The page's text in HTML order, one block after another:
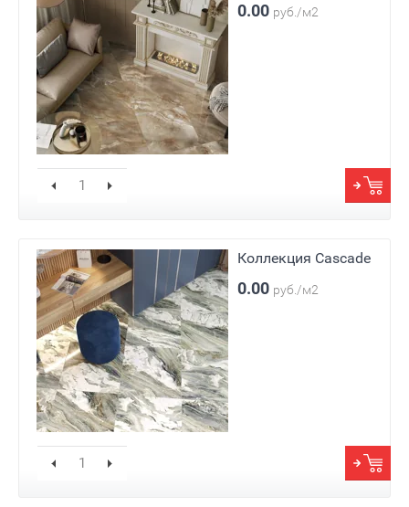
0.00 руб./м2
Коллекция Cascade
0.00 руб./м2